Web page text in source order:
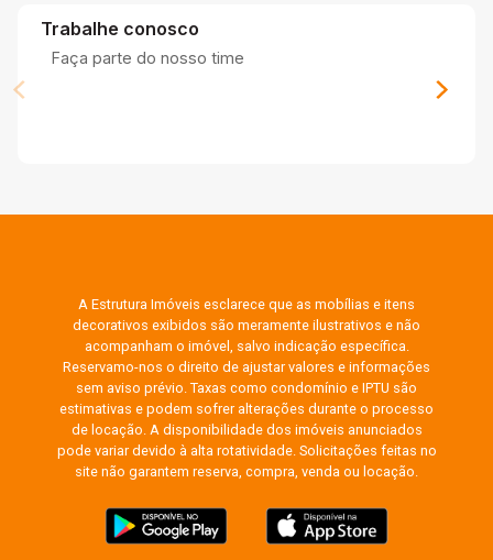
Trabalhe conosco
Faça parte do nosso time
A Estrutura Imóveis esclarece que as mobílias e itens
decorativos exibidos são meramente ilustrativos e não
acompanham o imóvel, salvo indicação específica.
Reservamo-nos o direito de ajustar valores e informações
sem aviso prévio. Taxas como condomínio e IPTU são
estimativas e podem sofrer alterações durante o processo
de locação. A disponibilidade dos imóveis anunciados
pode variar devido à alta rotatividade. Solicitações feitas no
site não garantem reserva, compra, venda ou locação.